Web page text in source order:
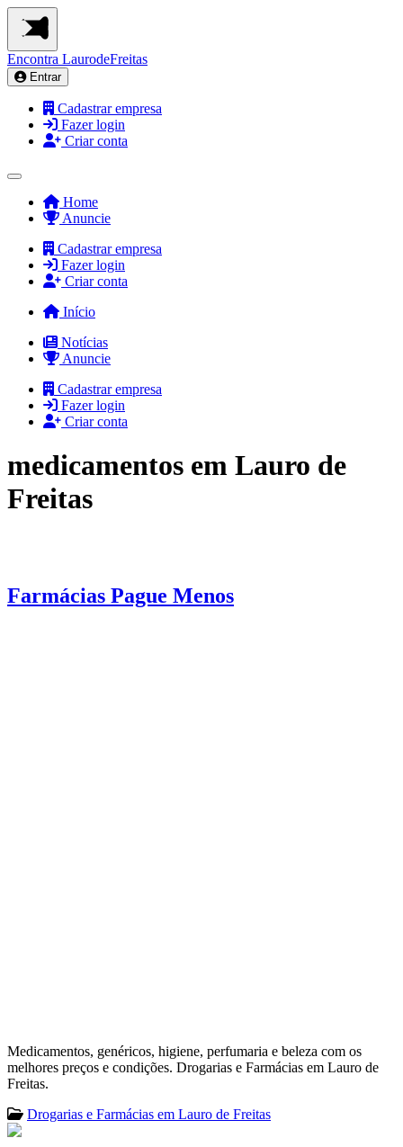
Encontra LaurodeFreitas
Entrar
Cadastrar empresa
Fazer login
Criar conta
Home
Anuncie
Cadastrar empresa
Fazer login
Criar conta
Início
Notícias
Anuncie
Cadastrar empresa
Fazer login
Criar conta
medicamentos em Lauro de
Freitas
Farmácias Pague Menos
Medicamentos, genéricos, higiene, perfumaria e beleza com os
melhores preços e condições. Drogarias e Farmácias em Lauro de
Freitas.
Drogarias e Farmácias em Lauro de Freitas